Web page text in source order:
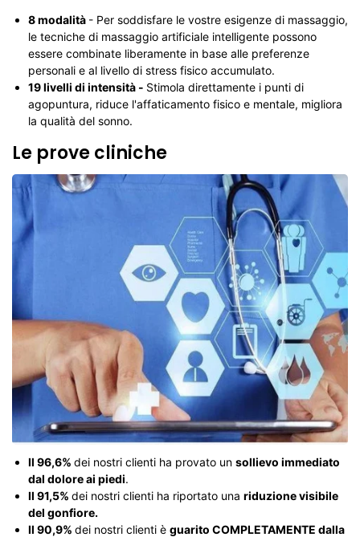
8 modalità - Per soddisfare le vostre esigenze di massaggio,
le tecniche di massaggio artificiale intelligente possono
essere combinate liberamente in base alle preferenze
personali e al livello di stress fisico accumulato.
19 livelli di intensità - Stimola direttamente i punti di
agopuntura, riduce l'affaticamento fisico e mentale, migliora
la qualità del sonno.
Le prove cliniche
Il 96,6% dei nostri clienti ha provato un sollievo immediato
dal dolore ai piedi.
Il 91,5% dei nostri clienti ha riportato una riduzione visibile
del gonfiore.
Il 90,9% dei nostri clienti è guarito COMPLETAMENTE dalla